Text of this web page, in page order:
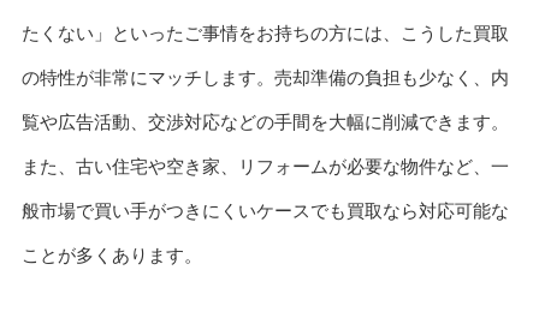
たくない」といったご事情をお持ちの方には、こうした買取
の特性が非常にマッチします。売却準備の負担も少なく、内
覧や広告活動、交渉対応などの手間を大幅に削減できます。
また、古い住宅や空き家、リフォームが必要な物件など、一
般市場で買い手がつきにくいケースでも買取なら対応可能な
ことが多くあります。